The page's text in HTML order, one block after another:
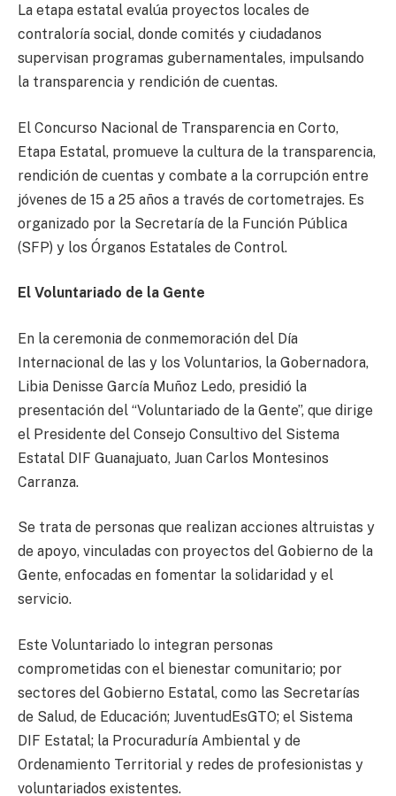
La etapa estatal evalúa proyectos locales de
contraloría social, donde comités y ciudadanos
supervisan programas gubernamentales, impulsando
la transparencia y rendición de cuentas.
El Concurso Nacional de Transparencia en Corto,
Etapa Estatal, promueve la cultura de la transparencia,
rendición de cuentas y combate a la corrupción entre
jóvenes de 15 a 25 años a través de cortometrajes. Es
organizado por la Secretaría de la Función Pública
(SFP) y los Órganos Estatales de Control.
El Voluntariado de la Gente
En la ceremonia de conmemoración del Día
Internacional de las y los Voluntarios, la Gobernadora,
Libia Denisse García Muñoz Ledo, presidió la
presentación del “Voluntariado de la Gente”, que dirige
el Presidente del Consejo Consultivo del Sistema
Estatal DIF Guanajuato, Juan Carlos Montesinos
Carranza.
Se trata de personas que realizan acciones altruistas y
de apoyo, vinculadas con proyectos del Gobierno de la
Gente, enfocadas en fomentar la solidaridad y el
servicio.
Este Voluntariado lo integran personas
comprometidas con el bienestar comunitario; por
sectores del Gobierno Estatal, como las Secretarías
de Salud, de Educación; JuventudEsGTO; el Sistema
DIF Estatal; la Procuraduría Ambiental y de
Ordenamiento Territorial y redes de profesionistas y
voluntariados existentes.